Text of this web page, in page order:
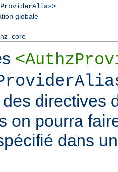
globale
directives
on pourra
dans